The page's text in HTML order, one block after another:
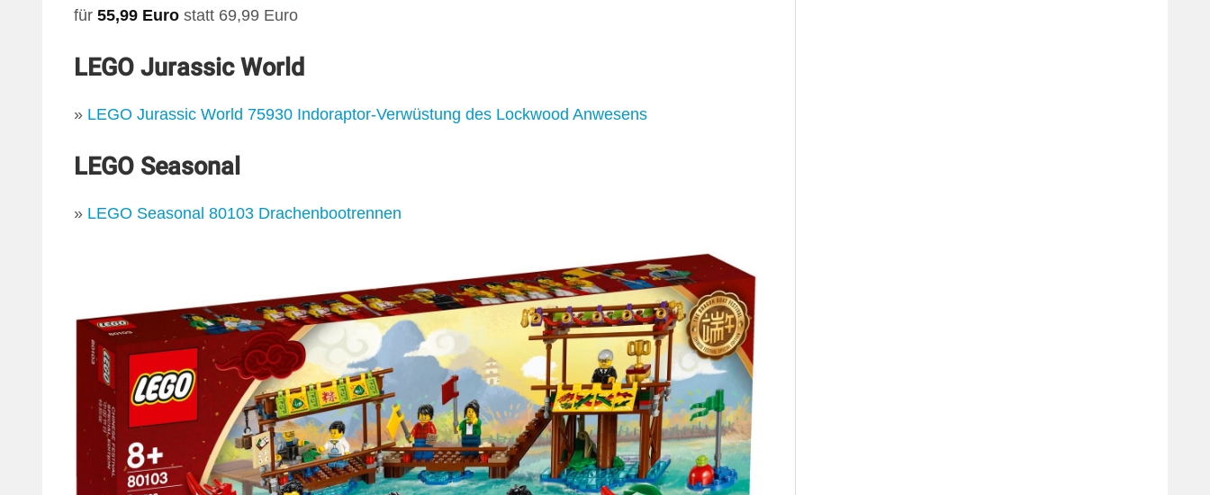
für 55,99 Euro statt 69,99 Euro
LEGO Jurassic World
» LEGO Jurassic World 75930 Indoraptor-Verwüstung des Lockwood Anwesens
LEGO Seasonal
» LEGO Seasonal 80103 Drachenbootrennen